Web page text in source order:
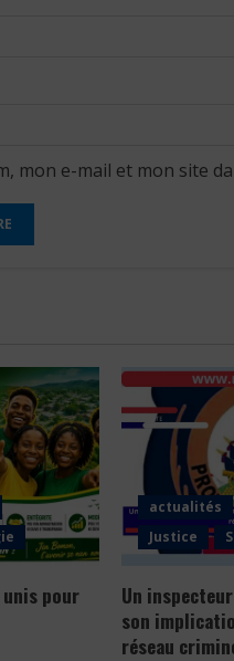
mon e-mail et mon site
unis pour
actualités
Justice
Un
son
réseau